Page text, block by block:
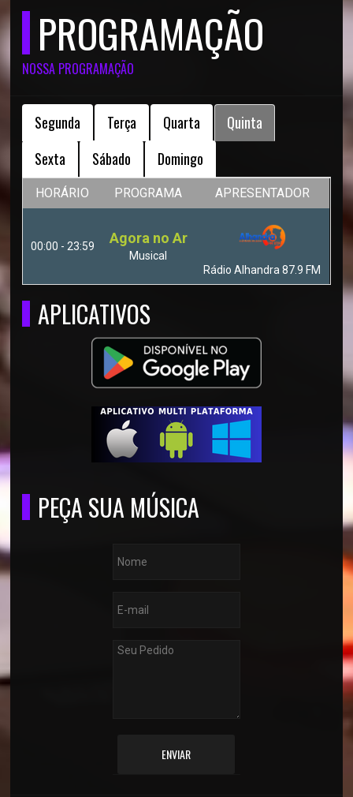
PROGRAMAÇÃO
NOSSA PROGRAMAÇÃO
Segunda Terça Quarta
Quinta
Sexta
Sábado Domingo
HORÁRIO PROGRAMA APRESENTADOR
00:00 - 23:59 Agora no Ar
Musical
Rádio Alhandra 87.9 FM
APLICATIVOS
PEÇA SUA MÚSICA
ENVIAR